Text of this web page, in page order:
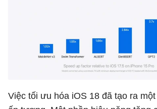
Việc tối ưu hóa iOS 18 đã tạo ra